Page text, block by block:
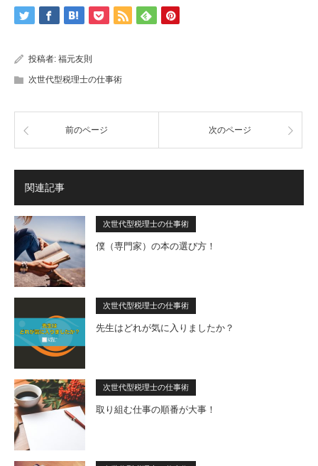
投稿者: 福元友則
次世代型税理士の仕事術
前のページ 次のページ
関連記事
次世代型税理士の仕事術
僕（専門家）の本の選び方！
次世代型税理士の仕事術
先生はどれが気に入りましたか？
次世代型税理士の仕事術
取り組む仕事の順番が大事！